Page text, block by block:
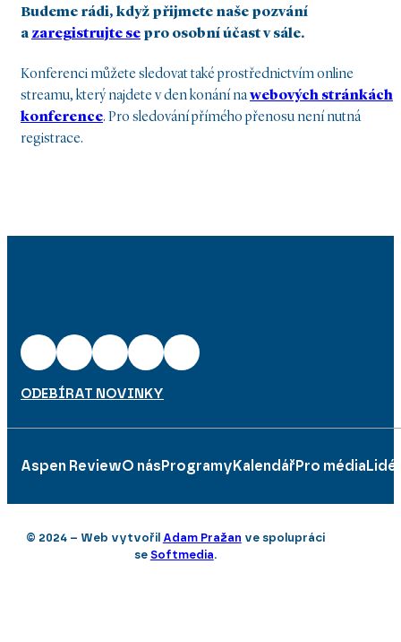
Budeme rádi, když přijmete naše pozvání
a zaregistrujte se pro osobní účast v sále.
Konferenci můžete sledovat také prostřednictvím online
streamu, který najdete v den konání nawebových stránkách
konference. Pro sledování přímého přenosu není nutná
registrace.
ODEBÍRAT NOVINKY
Aspen ReviewO nás Programy Kalendář Pro média Lidé
© 2024 – Web vytvořil Adam Pražan ve spolupráci
se Softmedia.